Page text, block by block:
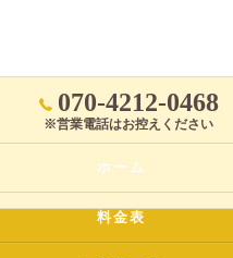
070-4212-0468
※営業電話はお控えください
ホーム
料金表